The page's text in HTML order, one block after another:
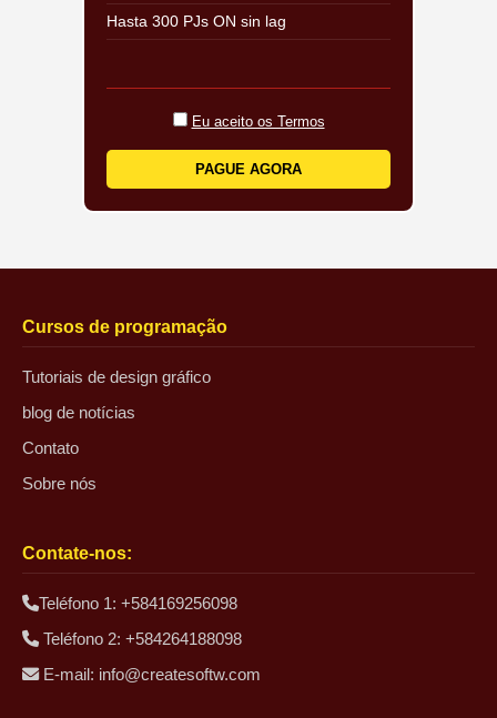
Hasta 300 PJs ON sin lag
Eu aceito os Termos
PAGUE AGORA
Cursos de programação
Tutoriais de design gráfico
blog de notícias
Contato
Sobre nós
Contate-nos:
Teléfono 1: +584169256098
Teléfono 2: +584264188098
E-mail: info@createsoftw.com